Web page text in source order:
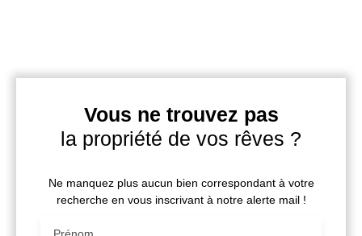
Vous ne trouvez pas
la propriété de vos rêves ?
Ne manquez plus aucun bien correspondant à votre
recherche en vous inscrivant à notre alerte mail !